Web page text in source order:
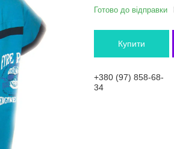
Готово до відправки
Купити
+380 (97) 858-68-
34